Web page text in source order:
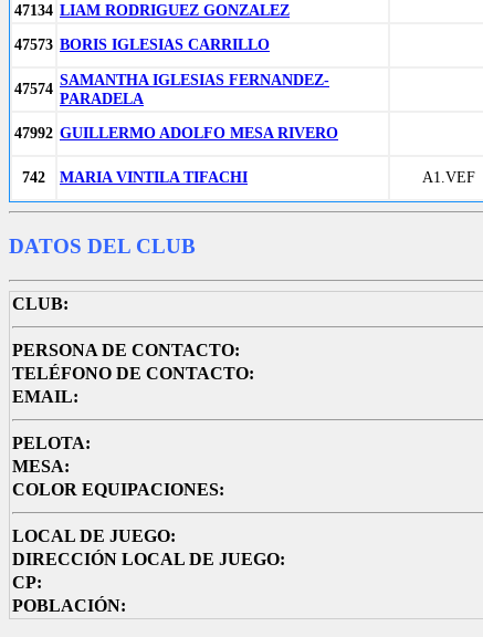
47134 LIAM RODRIGUEZ GONZALEZ
47573 BORIS IGLESIAS CARRILLO
47574 SAMANTHA IGLESIAS FERNANDEZ-
PARADELA
47992 GUILLERMO ADOLFO MESA RIVERO
742 MARIA VINTILA TIFACHI A1.VEF
DATOS DEL CLUB
CLUB:
PERSONA DE CONTACTO:
TELÉFONO DE CONTACTO:
EMAIL:
PELOTA:
MESA:
COLOR EQUIPACIONES:
LOCAL DE JUEGO:
DIRECCIÓN LOCAL DE JUEGO:
CP:
POBLACIÓN: